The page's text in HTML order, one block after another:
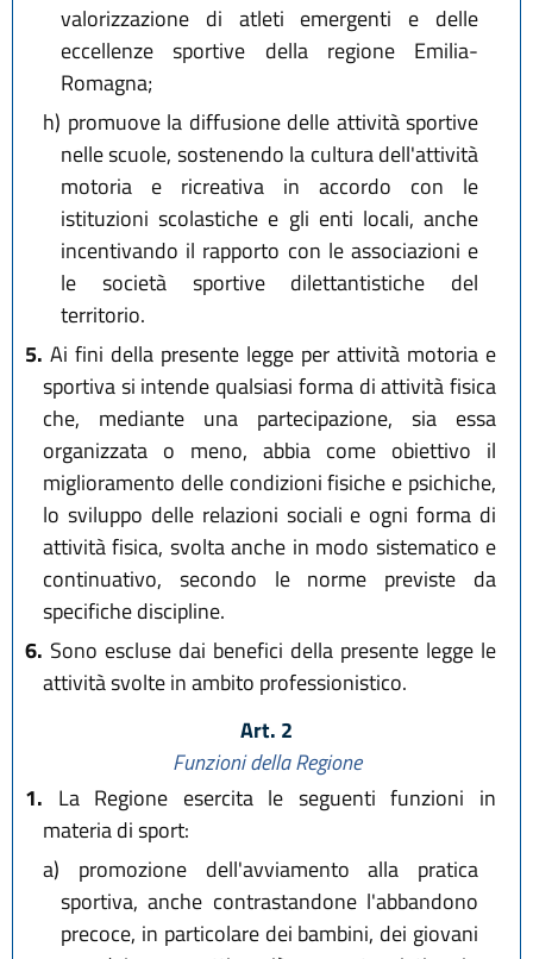
valorizzazione di atleti emergenti e delle
eccellenze sportive della regione Emilia-
Romagna;
h) promuove la diffusione delle attività sportive
nelle scuole, sostenendo la cultura dell'attività
motoria e ricreativa in accordo con le
istituzioni scolastiche e gli enti locali, anche
incentivando il rapporto con le associazioni e
le società sportive dilettantistiche del
territorio.
5. Ai fini della presente legge per attività motoria e
sportiva si intende qualsiasi forma di attività fisica
che, mediante una partecipazione, sia essa
organizzata o meno, abbia come obiettivo il
miglioramento delle condizioni fisiche e psichiche,
lo sviluppo delle relazioni sociali e ogni forma di
attività fisica, svolta anche in modo sistematico e
continuativo, secondo le norme previste da
specifiche discipline.
6. Sono escluse dai benefici della presente legge le
attività svolte in ambito professionistico.
Art. 2
Funzioni della Regione
1. La Regione esercita le seguenti funzioni in
materia di sport:
a) promozione dell'avviamento alla pratica
sportiva, anche contrastandone l'abbandono
precoce, in particolare dei bambini, dei giovani